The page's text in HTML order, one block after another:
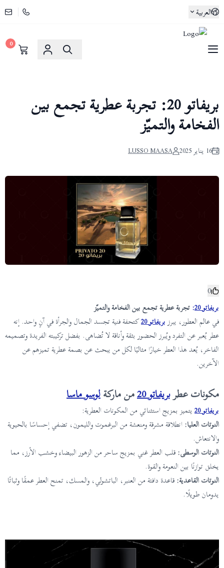
العربية
0
بريفاتو 20: تجربة عطرية تجمع بين
الفخامة والتميّز
16 يناير 2025 LUSSO MAASA
0
بريفاتو 20 : تجربة عطرية تجمع بين الفخامة والتميّز
في عالم العطور، يبرزبريفاتو 20 كتحفة فنية تجسد الجمال والجرأة في آنٍ واحد. إنه
عطر يُعبر عن التفرد ويُبرز الحضور بثقة وأناقة لا تُضاهى. بفضل تركيبته الفريدة وتصميمه
الفاخر، يُعد هذا العطر خيارًا مثاليًا لكل من يبحث عن بصمة عطرية تميزهم عن
الآخرين.
مكونات عطربريفاتو 20 من ماركةلوسو ماسا
بريفاتو 20 يتميز بمزيج استثنائي من المكونات العطرية:
النوتات العليا: انطلاقة مشرقة ومنعشة من البرغموت والليمون، تضفي إحساسًا بالحيوية
والانتعاش.
النوتات الوسطى: قلب العطر غني بمزيج ساحر من الزهور البيضاء وخشب الأرز، مما
يخلق توازنًا بين النعومة والقوة.
النوتات القاعدية: قاعدة دافئة من العنبر، الباتشولي، والمسك، تمنح العطر عمقًا وثباتًا
يدومان طويلًا.